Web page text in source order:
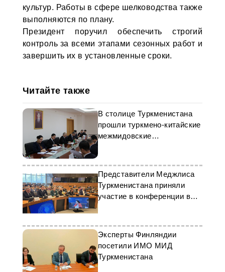
культур. Работы в сфере шелководства также
выполняются по плану.
Президент поручил обеспечить строгий
контроль за всеми этапами сезонных работ и
завершить их в установленные сроки.
Читайте также
В столице Туркменистана
прошли туркмено-китайские
межмидовские
Представители Меджлиса
Туркменистана приняли
участие в конференции в
Бельгии
Эксперты Финляндии
посетили ИМО МИД
Туркменистана